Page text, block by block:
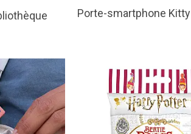
Porte-smartphone Kitty